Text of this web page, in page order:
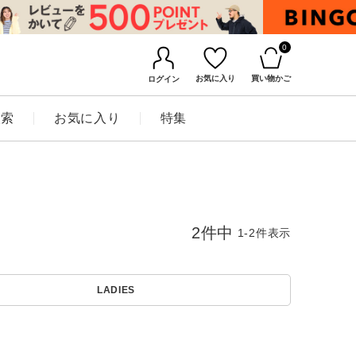
ログイン お気に入り
0
買い物かご
お気に入り 特集
BINGOYAについて
LADIES
2件中 1-2件表示